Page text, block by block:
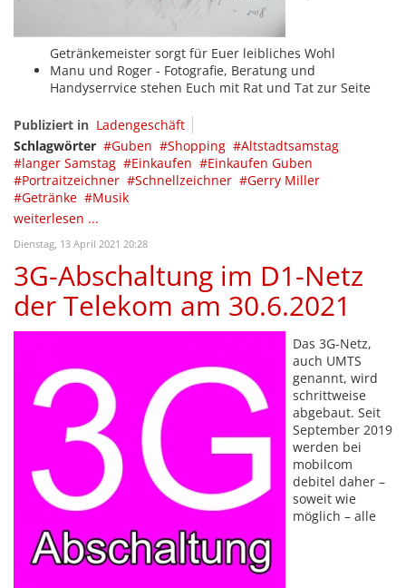
Getränkemeister sorgt für Euer leibliches Wohl
Manu und Roger - Fotografie, Beratung und
Handyserrvice stehen Euch mit Rat und Tat zur Seite
Publiziert in Ladengeschäft
Schlagwörter
Guben Shopping
Altstadtsamstag
langer Samstag
Einkaufen
Einkaufen Guben
Portraitzeichner
Schnellzeichner
Gerry Miller
Getränke
Musik
weiterlesen ...
Dienstag, 13 April 2021 20:28
3G-Abschaltung im D1-Netz
der Telekom am 30.6.2021
Das 3G-Netz,
auch UMTS
genannt, wird
schrittweise
abgebaut. Seit
September 2019
werden bei
mobilcom
debitel daher –
soweit wie
möglich – alle